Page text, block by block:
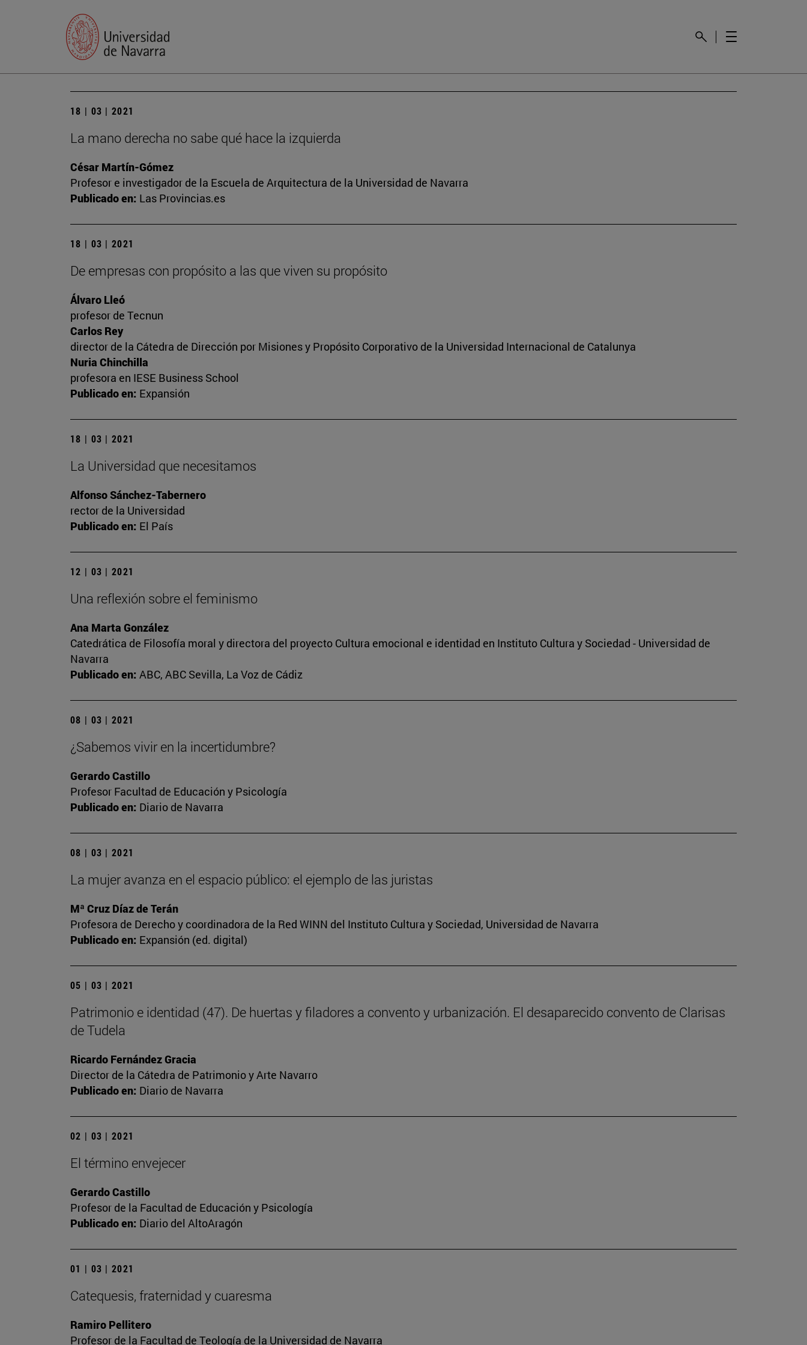
18 | 03 | 2021
La mano derecha no sabe qué hace la izquierda
César Martín-Gómez
Profesor e investigador de la Escuela de Arquitectura de la Universidad de Navarra
Publicado en: Las Provincias.es
18 | 03 | 2021
De empresas con propósito a las que viven su propósito
Álvaro Lleó
profesor de Tecnun
Carlos Rey
director de la Cátedra de Dirección por Misiones y Propósito Corporativo de la Universidad Internacional de Catalunya
Nuria Chinchilla
profesora en IESE Business School
Publicado en: Expansión
18 | 03 | 2021
La Universidad que necesitamos
Alfonso Sánchez-Tabernero
rector de la Universidad
Publicado en: El País
12 | 03 | 2021
Una reflexión sobre el feminismo
Ana Marta González
Catedrática de Filosofía moral y directora del proyecto Cultura emocional e identidad en Instituto Cultura y Sociedad - Universidad de
Navarra
Publicado en: ABC, ABC Sevilla, La Voz de Cádiz
08 | 03 | 2021
¿Sabemos vivir en la incertidumbre?
Gerardo Castillo
Profesor Facultad de Educación y Psicología
Publicado en: Diario de Navarra
08 | 03 | 2021
La mujer avanza en el espacio público: el ejemplo de las juristas
Mª Cruz Díaz de Terán
Profesora de Derecho y coordinadora de la Red WINN del Instituto Cultura y Sociedad, Universidad de Navarra
Publicado en: Expansión (ed. digital)
05 | 03 | 2021
Patrimonio e identidad (47). De huertas y filadores a convento y urbanización. El desaparecido convento de Clarisas
de Tudela
Ricardo Fernández Gracia
Director de la Cátedra de Patrimonio y Arte Navarro
Publicado en: Diario de Navarra
02 | 03 | 2021
El término envejecer
Gerardo Castillo
Profesor de la Facultad de Educación y Psicología
Publicado en: Diario del AltoAragón
01 | 03 | 2021
Catequesis, fraternidad y cuaresma
Ramiro Pellitero
Profesor de la Facultad de Teología de la Universidad de Navarra